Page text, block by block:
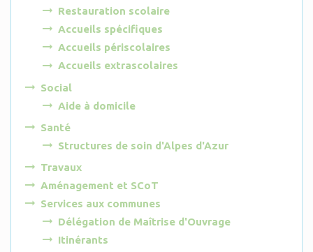
Restauration scolaire
Accueils spécifiques
Accueils périscolaires
Accueils extrascolaires
Social
Aide à domicile
Santé
Structures de soin d'Alpes d'Azur
Travaux
Aménagement et SCoT
Services aux communes
Délégation de Maîtrise d'Ouvrage
Itinérants